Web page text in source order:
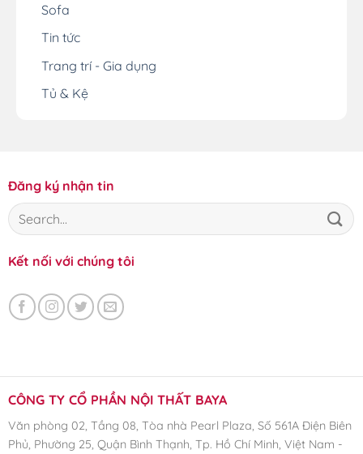
Sofa
Tin tức
Trang trí - Gia dụng
Tủ & Kệ
Đăng ký nhận tin
Kết nối với chúng tôi
CÔNG TY CỔ PHẦN NỘI THẤT BAYA
Văn phòng 02, Tầng 08, Tòa nhà Pearl Plaza, Số 561A Điện Biên
Phủ, Phường 25, Quận Bình Thạnh, Tp. Hồ Chí Minh, Việt Nam -